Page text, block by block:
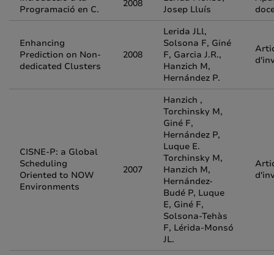
Programació en C.
2008
Josep Lluís
Enhancing
Prediction on Non-
dedicated Clusters
2008
Lerida JLl,
Solsona F, Giné
F, Garcia J.R.,
Hanzich M,
Hernández P.
CISNE-P: a Global
Scheduling
Oriented to NOW
Environments
2007
Hanzich ,
Torchinsky M,
Giné F,
Hernández P,
Luque E.
Torchinsky M,
Hanzich M,
Hernández-
Budé P, Luque
E, Giné F,
Solsona-Tehàs
F, Lérida-Monsó
JL.